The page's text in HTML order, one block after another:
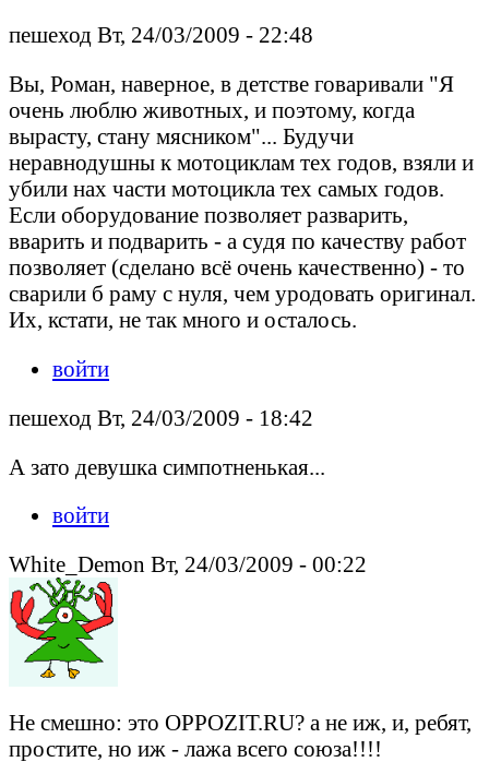
пешеход Вт, 24/03/2009 - 22:48
Вы, Роман, наверное, в детстве говаривали "Я
очень люблю животных, и поэтому, когда
вырасту, стану мясником"... Будучи
неравнодушны к мотоциклам тех годов, взяли и
убили нах части мотоцикла тех самых годов.
Если оборудование позволяет разварить,
вварить и подварить - а судя по качеству работ
позволяет (сделано всё очень качественно) - то
сварили б раму с нуля, чем уродовать оригинал.
Их, кстати, не так много и осталось.
войти
пешеход Вт, 24/03/2009 - 18:42
А зато девушка симпотненькая...
войти
White_Demon Вт, 24/03/2009 - 00:22
Не смешно: это OPPOZIT.RU? а не иж, и, ребят,
простите, но иж - лажа всего союза!!!!